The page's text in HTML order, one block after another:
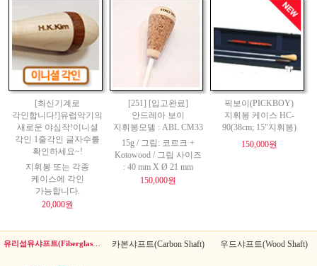
[최신기계로
각인합니다!]유럽악기의
새로운 야심작!이니셜
각인 1줄각인 글자수를
확인하세요~!
지휘봉 또는 각종
케이스에 각인
가능합니다.
20,000원
[251] [입고완료]
안드레아 보이
지휘봉모델 : ABL CM33
15g / 그립: 코르크 +
Kotowood / 그립 사이즈
: 40 mm X Ø 21 mm
150,000원
픽보이(PICKBOY)
지휘봉 케이스 HC-
90(38cm; 15"지휘봉)
150,000원
카본샤프트(Carbon Shaft) 우드샤프트(Wood Shaft)